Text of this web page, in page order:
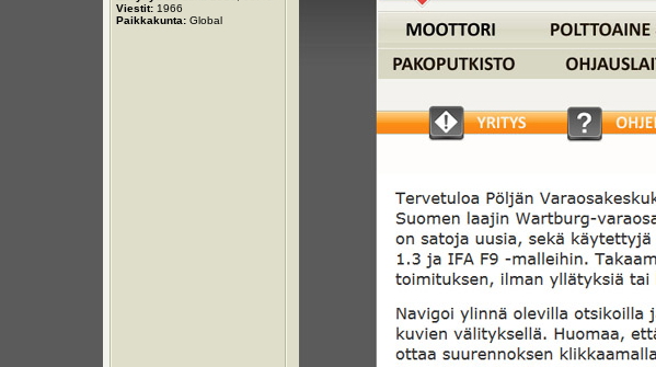
Viestit: 1966
Paikkakunta: Global